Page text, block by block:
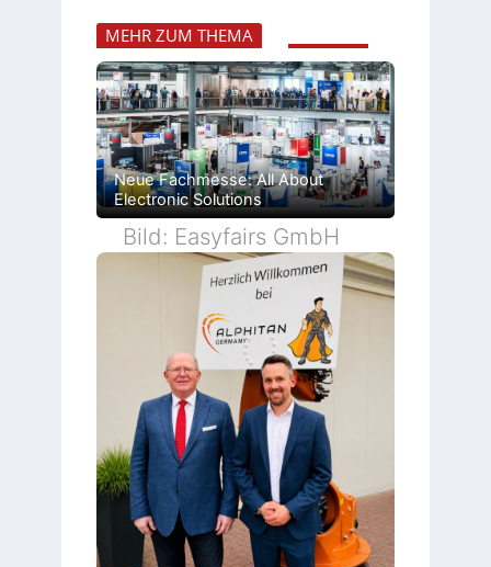
MEHR ZUM THEMA
Neue Fachmesse: All About
Electronic Solutions
Bild: Easyfairs GmbH